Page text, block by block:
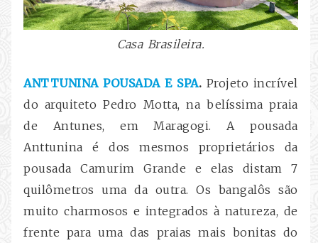
Casa Brasileira.
ANTTUNINA POUSADA E SPA. Projeto incrível
do arquiteto Pedro Motta, na belíssima praia
de Antunes, em Maragogi. A pousada
Anttunina é dos mesmos proprietários da
pousada Camurim Grande e elas distam 7
quilômetros uma da outra. Os bangalôs são
muito charmosos e integrados à natureza, de
frente para uma das praias mais bonitas do